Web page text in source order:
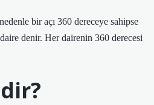
bir açı 360 dereceye sahipse
denir. Her dairenin 360 derecesi